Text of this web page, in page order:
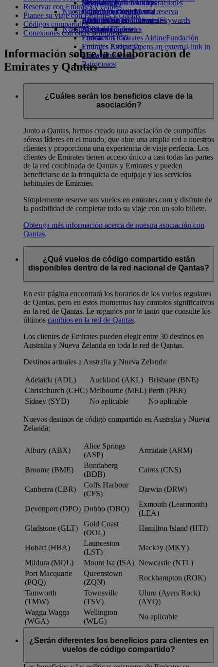
Bebidas
Nuestra flota
Boeing 777
A380 de Emirates
Emirates A350
Emirates Executive
Mapa de asientos
Diversión para los niños
Juguetes infantiles
Actividades para niños
Sostenibilidad en las operaciones
Política medioambiental
Informes medioambientales
Nuestras comunidades
Fundación Emirates AirlineFundación
Emirates Airline Opens an external link in
a new tab
Patrocinios
Skywards Rail
Calculadora de millas
Inicie sesión en Emirates Skywards
Skywards+
Móvil y app de Emirates
Cancelar o cambiar una reserva
Alteraciones en los viajes
Acerca de Emirates
Reservar con Emirates y Qantas
Planee su viaje con Emirates y Qantas
Códigos compartidos
Conexiones con otras aerolíneas
Información sobre la colaboración de
Emirates y Qantas
¿Cuáles serán los beneficios clave de la
asociación?
Junto a Qantas, hemos creado una asociación de compañías
aéreas líderes en el mundo, que abre una amplia red a nuestros
clientes y proporciona una experiencia de viaje perfecta. Los
clientes de Emirates tienen acceso único a casi todas las partes
de la red combinada de Qantas y Emirates y pueden
beneficiarse de la franquicia de equipaje y los servicios
habituales de Emirates.
Simplemente reserve sus vuelos en emirates.com y disfrute de
la posibilidad de completar todo su viaje con un solo billete.
Obtenga más información acerca de nuestra asociación con
Qantas.
¿Qué vuelos de código compartido están
disponibles dentro de la red nacional de Qantas?
En esta página encontrará los horarios de los vuelos regulares
de Qantas, pero en estos momentos hay cambios significativos
en la red de Qantas. Le rogamos por lo tanto que consulte los
últimos cambios en la red de Qantas.
Los clientes de Emirates pueden elegir entre 30 destinos en
Australia y Nueva Zelanda en toda la red de Qantas.
Destinos actuales a Australia y Nueva Zelanda:
Adelaida (ADL) Auckland (AKL)
Brisbane (BNE)
Christchurch (CHC) Melbourne (MEL) Perth (PER)
Sídney (SYD)
No aplicable No aplicable
Nuevos destinos de código compartido en Australia y Nueva
Zelanda:
Albury (ABX)
Alice Springs
(ASP)
Armidale (ARM)
Broome (BME)
Bundaberg
(BDB)
Cairns (CNS)
Canberra (CBR)
Coffs Harbour
(CFS)
Darwin (DRW)
Devonport (DPO) Dubbo (DBO)
Exmouth (Learmonth)
(LEA)
Gladstone (GLT)
Gold Coast
(OOL)
Hamilton Island (HTI)
Hobart (HBA)
Launceston
(LST)
Mackay (MKY)
Mildura (MQL)
Mount Isa (ISA) Newcastle (NTL)
Port Macquarie
(PQQ)
Queenstown
(ZQN)
Rockhampton (ROK)
Tamworth
(TMW)
Townsville
(TSV)
Uluru (Ayers Rock)
(AYQ)
Wagga Wagga
(WGA)
Wellington
(WLG)
No aplicable
¿Serán diferentes los beneficios para clientes en
vuelos de código compartido?